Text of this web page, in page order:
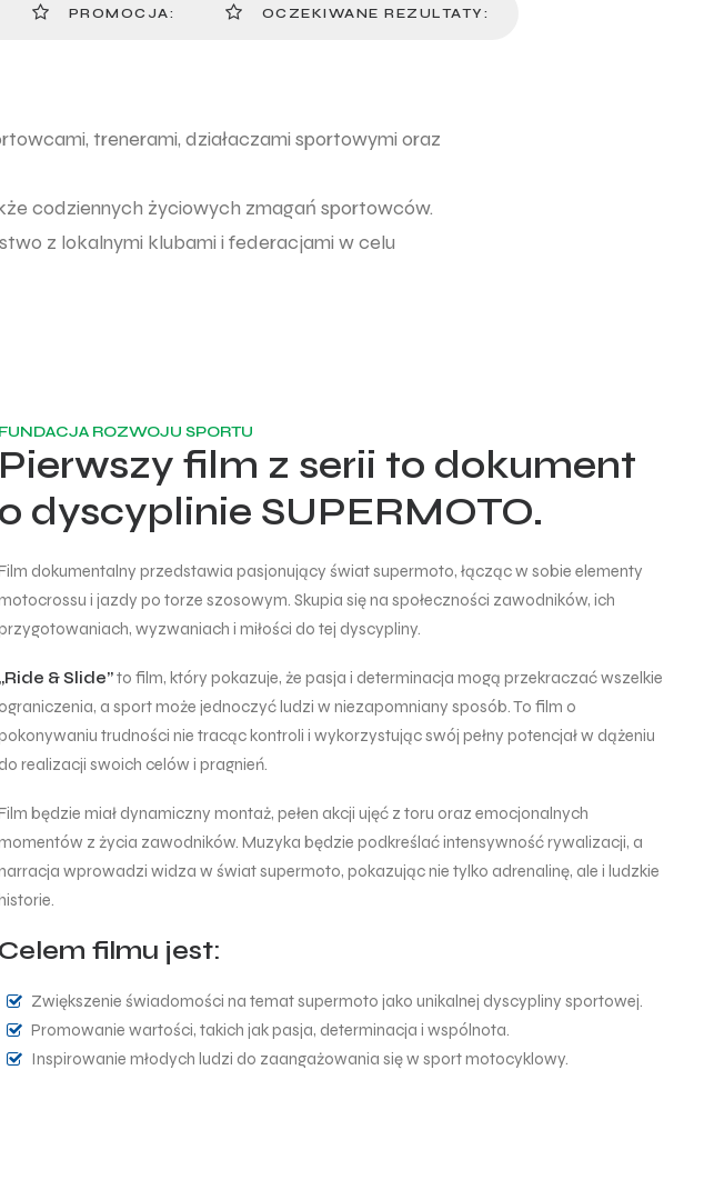
PROMOCJA: OCZEKIWANE REZULTATY:
trenerami, działaczami sportowymi oraz
codziennych życiowych zmagań sportowców.
z lokalnymi klubami i federacjami w celu
FUNDACJA ROZWOJU SPORTU
Pierwszy film z serii to dokument
o dyscyplinie SUPERMOTO.
dokumentalny przedstawia pasjonujący świat supermoto, łącząc w sobie elementy
i jazdy po torze szosowym. Skupia się na społeczności zawodników, ich
wyzwaniach i miłości do tej dyscypliny.
„Ride & Slide”to film, który pokazuje, że pasja i determinacja mogą przekraczać wszelkie
ograniczenia, a sport może jednoczyć ludzi w niezapomniany sposób. To film o
trudności nie tracąc kontroli i wykorzystując swój pełny potencjał w dążeniu
do realizacji swoich celów i pragnień.
będzie miał dynamiczny montaż, pełen akcji ujęć z toru oraz emocjonalnych
z życia zawodników. Muzyka będzie podkreślać intensywność rywalizacji, a
wprowadzi widza w świat supermoto, pokazując nie tylko adrenalinę, ale i ludzkie
Celem filmu jest:
Zwiększenie świadomości na temat supermoto jako unikalnej dyscypliny sportowej.
Promowanie wartości, takich jak pasja, determinacja i wspólnota.
Inspirowanie młodych ludzi do zaangażowania się w sport motocyklowy.